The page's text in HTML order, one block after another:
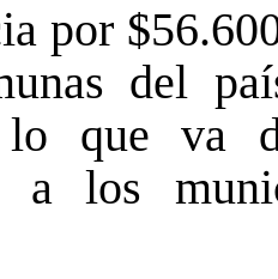
por
del
que va
a los